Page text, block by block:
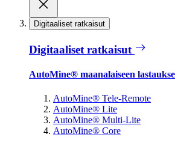
Digitaaliset ratkaisut
Digitaaliset ratkaisut
AutoMine® maanalaiseen
AutoMine® Tele-Remote
AutoMine® Lite
AutoMine® Multi-Lite
AutoMine® Core